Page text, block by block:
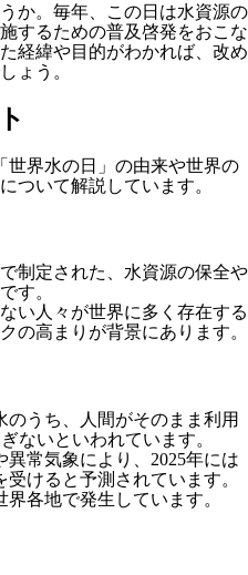
か。毎年、この日は水資源の
するための普及啓発をおこな
経緯や目的がわかれば、改め
ょう。
世界水の日」の由来や世界の
ついて解説しています。
制定された、水資源の保全や
す。
い人々が世界に多く存在する
の高まりが背景にあります。
のうち、人間がそのまま利用
ないといわれています。
異常気象により、2025年には
けると予測されています。
各地で発生しています。